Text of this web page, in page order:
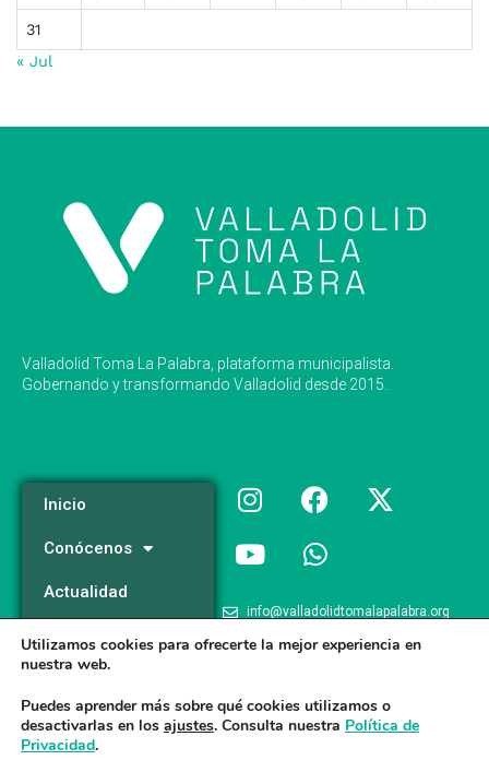
31
« Jul
Valladolid Toma La Palabra, plataforma municipalista.
Gobernando y transformando Valladolid desde 2015.
Inicio
Conócenos
Actualidad
Programa
info@valladolidtomalapalabra.org
+34 983 426 124
Utilizamos cookies para ofrecerte la mejor experiencia en
nuestra web.
Puedes aprender más sobre qué cookies utilizamos o
desactivarlas en los ajustes. Consulta nuestra Política de
Privacidad.